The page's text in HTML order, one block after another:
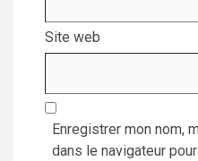
Site web
Enregistrer mon nom,
dans le navigateur